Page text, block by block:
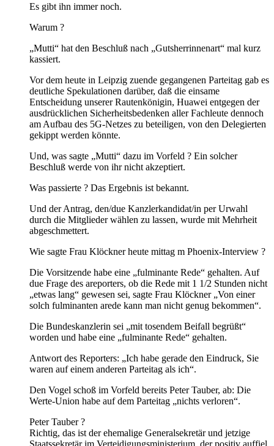
Es gibt ihn immer noch.
Warum ?
„Mutti“ hat den Beschluß nach „Gutsherrinnenart“ mal kurz
kassiert.
Vor dem heute in Leipzig zuende gegangenen Parteitag gab es
deutliche Spekulationen darüber, daß die einsame
Entscheidung unserer Rautenkönigin, Huawei entgegen der
ausdrücklichen Sicherheitsbedenken aller Fachleute dennoch
am Aufbau des 5G-Netzes zu beteiligen, von den Delegierten
gekippt werden könnte.
Und, was sagte „Mutti“ dazu im Vorfeld ? Ein solcher
Beschluß werde von ihr nicht akzeptiert.
Was passierte ? Das Ergebnis ist bekannt.
Und der Antrag, den/due Kanzlerkandidat/in per Urwahl
durch die Mitglieder wählen zu lassen, wurde mit Mehrheit
abgeschmettert.
Wie sagte Frau Klöckner heute mittag m Phoenix-Interview ?
Die Vorsitzende habe eine „fulminante Rede“ gehalten. Auf
due Frage des areporters, ob die Rede mit 1 1/2 Stunden nicht
„etwas lang“ gewesen sei, sagte Frau Klöckner „Von einer
solch fulminanten arede kann man nicht genug bekommen“.
Die Bundeskanzlerin sei „mit tosendem Beifall begrüßt“
worden und habe eine „fulminante Rede“ gehalten.
Antwort des Reporters: „Ich habe gerade den Eindruck, Sie
waren auf einem anderen Parteitag als ich“.
Den Vogel schoß im Vorfeld bereits Peter Tauber, ab: Die
Werte-Union habe auf dem Parteitag „nichts verloren“.
Peter Tauber ?
Richtig, das ist der ehemalige Generalsekretär und jetzige
Staatssekretär im Verteidigungsministerium, der positiv auffiel